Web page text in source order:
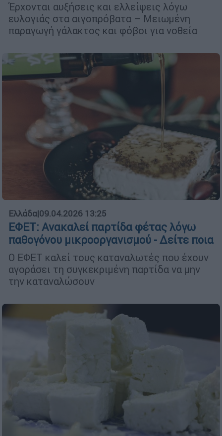
Έρχονται αυξήσεις και ελλείψεις λόγω
ευλογιάς στα αιγοπρόβατα – Μειωμένη
παραγωγή γάλακτος και φόβοι για νοθεία
Ελλάδα|09.04.2026 13:25
ΕΦΕΤ: Ανακαλεί παρτίδα φέτας λόγω
παθογόνου μικροοργανισμού - Δείτε ποια
Ο ΕΦΕΤ καλεί τους καταναλωτές που έχουν
αγοράσει τη συγκεκριμένη παρτίδα να μην
την καταναλώσουν